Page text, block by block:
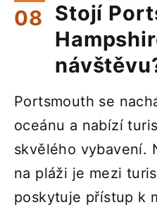
Stojí
Portsmouth se
oceánu a nabízí
skvělého vybavení.
na pláži je mezi
poskytuje přístup k